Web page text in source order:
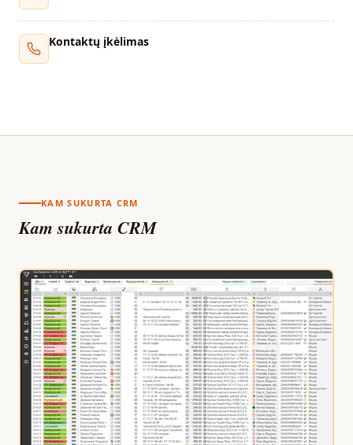
Kontaktų įkėlimas
KAM SUKURTA CRM
Kam sukurta CRM